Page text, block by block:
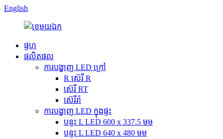
English
ផ្ទហ
ផលិតផល
ការបង្ហាញ LED ក្រៅ
R ស៊េរី R
ស៊េរី RT
ស៊េរីរ៉ា
ការបង្ហាញ LED ក្នុងផ្ទះ
បន្ទះ L LED 600 x 337.5 មម
បន្ទះ L LED 640 x 480 មម